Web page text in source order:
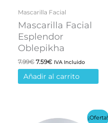
Mascarilla Facial
Mascarilla Facial
Esplendor
Oblepikha
7.99€El
precio
original
era:
7.59€El
precio
actual
es:
IVA Incluido
Añadir al carrito
¡Oferta!